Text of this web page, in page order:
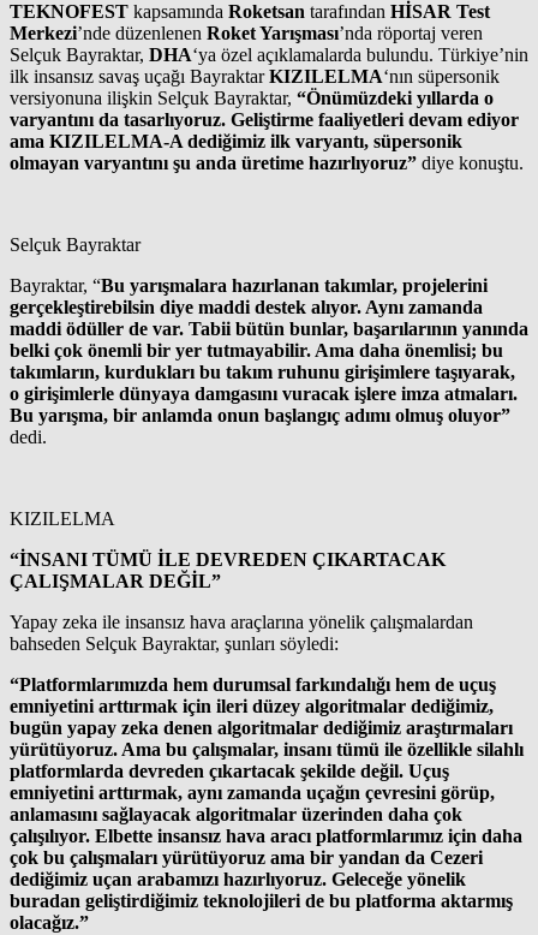
TEKNOFEST kapsamında Roketsan tarafından HİSAR Test
Merkezi’nde düzenlenen Roket Yarışması’nda röportaj veren
Selçuk Bayraktar, DHA‘ya özel açıklamalarda bulundu. Türkiye’nin
ilk insansız savaş uçağı BayraktarKIZILELMA‘nın süpersonik
versiyonuna ilişkin Selçuk Bayraktar, “Önümüzdeki yıllarda o
varyantını da tasarlıyoruz. Geliştirme faaliyetleri devam ediyor
ama KIZILELMA-A dediğimiz ilk varyantı, süpersonik
olmayan varyantını şu anda üretime hazırlıyoruz” diye konuştu.
Selçuk Bayraktar
Bayraktar, “Bu yarışmalara hazırlanan takımlar, projelerini
gerçekleştirebilsin diye maddi destek alıyor. Aynı zamanda
maddi ödüller de var. Tabii bütün bunlar, başarılarının yanında
belki çok önemli bir yer tutmayabilir. Ama daha önemlisi; bu
takımların, kurdukları bu takım ruhunu girişimlere taşıyarak,
o girişimlerle dünyaya damgasını vuracak işlere imza atmaları.
Bu yarışma, bir anlamda onun başlangıç adımı olmuş oluyor”
dedi.
KIZILELMA
“İNSANI TÜMÜ İLE DEVREDEN ÇIKARTACAK
ÇALIŞMALAR DEĞİL”
Yapay zeka ile insansız hava araçlarına yönelik çalışmalardan
bahseden Selçuk Bayraktar, şunları söyledi:
“Platformlarımızda hem durumsal farkındalığı hem de uçuş
emniyetini arttırmak için ileri düzey algoritmalar dediğimiz,
bugün yapay zeka denen algoritmalar dediğimiz araştırmaları
yürütüyoruz. Ama bu çalışmalar, insanı tümü ile özellikle silahlı
platformlarda devreden çıkartacak şekilde değil. Uçuş
emniyetini arttırmak, aynı zamanda uçağın çevresini görüp,
anlamasını sağlayacak algoritmalar üzerinden daha çok
çalışılıyor. Elbette insansız hava aracı platformlarımız için daha
çok bu çalışmaları yürütüyoruz ama bir yandan da Cezeri
dediğimiz uçan arabamızı hazırlıyoruz. Geleceğe yönelik
buradan geliştirdiğimiz teknolojileri de bu platforma aktarmış
olacağız.”